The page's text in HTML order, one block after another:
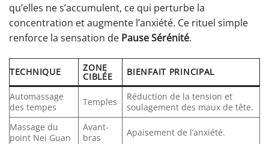
qu’elles ne s’accumulent, ce qui perturbe la
concentration et augmente l’anxiété. Ce rituel simple
renforce la sensation de Pause Sérénité.
TECHNIQUE ZONE
CIBLÉE BIENFAIT PRINCIPAL
Automassage
des tempes
Temples
Réduction de la tension et
soulagement des maux de tête.
Massage du
point Nei Guan
Avant-
bras
Apaisement de l’anxiété.